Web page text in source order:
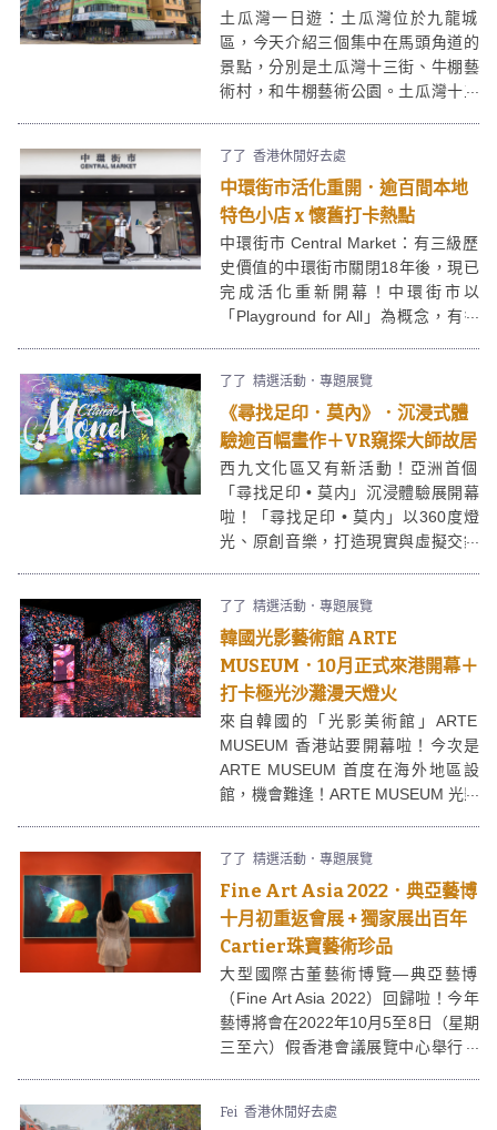
土瓜灣一日遊：土瓜灣位於九龍城
區，今天介紹三個集中在馬頭角道的
景點，分別是土瓜灣十三街、牛棚藝
術村，和牛棚藝術公園。土瓜灣十三
成名；而土瓜灣牛棚藝術村和牛棚藝
術公園則是土瓜灣區內以前屠宰牛隻
的屠房和檢疫地，經活化後，現已成
為本地藝術家駐場的藝術文化村。
了了 香港休閒好去處
中環街市活化重開．逾百間本地
特色小店 x 懷舊打卡熱點
中環街市 Central Market：有三級歷
史價值的中環街市關閉18年後，現已
完成活化重新開幕！中環街市以
「Playground for All」為概念，有多
賣街頭小食，場內還設有食街售賣街
頭小食，亦有休憩及活動空間，絕對
是區內又一個食、玩以及打卡的新熱
點！
了了 精選活動．專題展覽
《尋找足印．莫內》．沉浸式體
驗逾百幅畫作＋VR窺探大師故居
西九文化區又有新活動！亞洲首個
「尋找足印 • 莫内」沉浸體驗展開幕
啦！「尋找足印 • 莫内」以360度燈
光、原創音樂，打造現實與虛擬交錯
於莫内世界之中！
了了 精選活動．專題展覽
韓國光影藝術館 ARTE
MUSEUM．10月正式來港開幕＋
打卡極光沙灘漫天燈火
來自韓國的「光影美術館」ARTE
MUSEUM 香港站要開幕啦！今次是
ARTE MUSEUM 首度在海外地區設
館，機會難逢！ARTE MUSEUM 光影
聲效、氣味體驗之中打卡「洶湧澎湃
的巨浪」、「一望無垠的海灘」。
了了 精選活動．專題展覽
Fine Art Asia 2022．典亞藝博
十月初重返會展 + 獨家展出百年
Cartier珠寶藝術珍品
大型國際古董藝術博覽—典亞藝博
（Fine Art Asia 2022）回歸啦！今年
藝博將會在2022年10月5至8日（星期
三至六）假香港會議展覽中心舉行，
當代藝術、以及一系列出眾的水墨和
Fei 香港休閒好去處